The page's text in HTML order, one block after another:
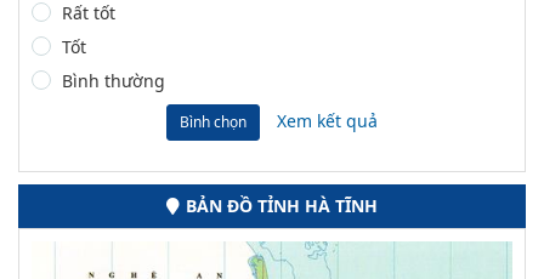
Rất tốt
Tốt
Bình thường
Bình chọn Xem kết quả
BẢN ĐỒ TỈNH HÀ TĨNH